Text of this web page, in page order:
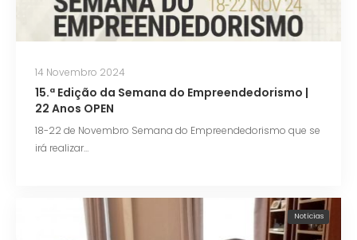
14 Novembro 2024
15.ª Edição da Semana do Empreendedorismo |
22 Anos OPEN
18-22 de Novembro Semana do Empreendedorismo que se
irá realizar…
Notícias